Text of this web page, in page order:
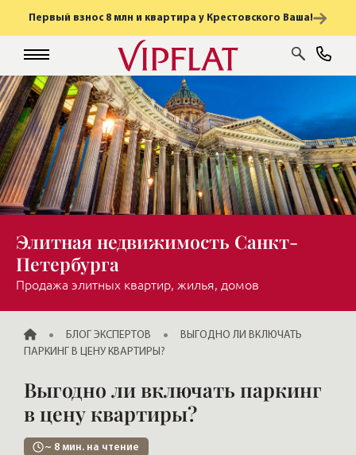
Первый взнос 8 млн и квартира у Крестовского Ваша!
Элитная недвижимость Санкт-
Петербурга
Продажа элитных квартир, жилья, домов
ГЛАВНАЯБЛОГ ЭКСПЕРТОВ
ВЫГОДНО ЛИ ВКЛЮЧАТЬ
ПАРКИНГ В ЦЕНУ КВАРТИРЫ?
Выгодно ли включать паркинг
в цену квартиры?
~ 8 мин. на чтение